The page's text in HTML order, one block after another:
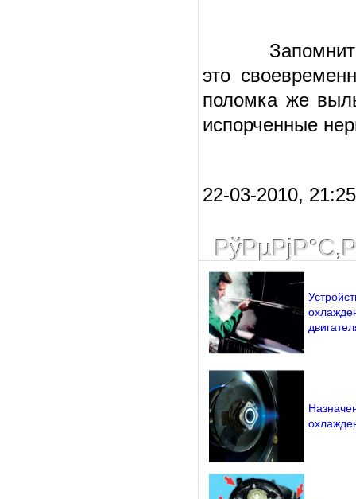
Запомните,
это
поломка же
испорченные
22-03-2010,